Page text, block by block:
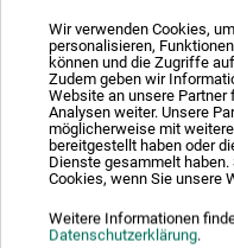
Wir verwenden Cookies,
personalisieren,
können und die Zugriffe
Zudem geben wir
Website an unsere Partner
Analysen weiter. Unsere
möglicherweise mit
bereitgestellt haben oder
Dienste gesammelt
Cookies, wenn Sie unsere
Weitere Informationen
Datenschutzerklärung.
slikker tilsættes som
opnå den ønskede